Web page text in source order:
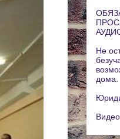
Не
дома.
Видео